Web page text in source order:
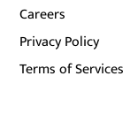
Careers
Privacy Policy
Terms of Services